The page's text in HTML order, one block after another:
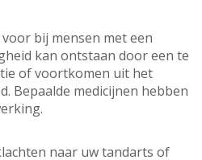
bij mensen met een
kan ontstaan door een te
of voortkomen uit het
Bepaalde medicijnen hebben
naar uw tandarts of